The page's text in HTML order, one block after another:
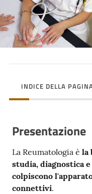
Come
fare
Strutture
Studiare
a
Piacenza
INDICE DELLA
Presentazione
La Reumatologia è la
studia, diagnostica
colpiscono
connettivi.